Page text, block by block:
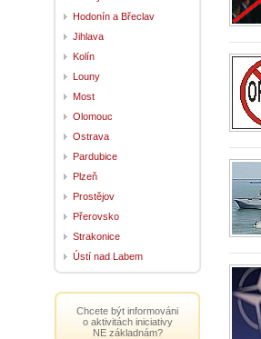
Hodonín a Břeclav
Jihlava
Kolín
Louny
Most
Olomouc
Ostrava
Pardubice
Plzeň
Prostějov
Přerovsko
Strakonice
Ústí nad Labem
Chcete být informováni
o aktivitách iniciativy
NE základnám?